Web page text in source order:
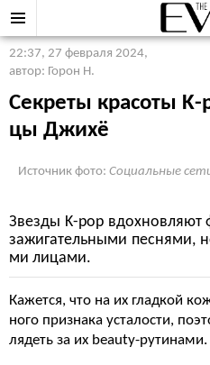
22:37, 27 февраля 2024,
автор: Горон Н.
Секреты красоты
цы Джихё
Источник фото: Социальные
Звезды K-pop вдохновляют
зажигательными
ми лицами.
Кажется, что на их гладкой
ного признака усталости,
лядеть за их beauty-рутинами.